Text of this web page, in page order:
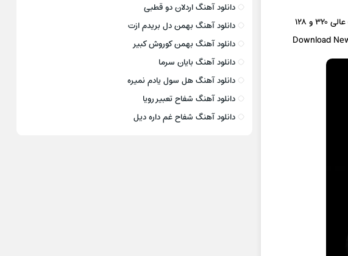
و ۱۲۸
Download
دانلود آهنگ اردلان دو قطبی
دانلود آهنگ بهمن دل بریدم ازت
دانلود آهنگ بهمن کوروش کبیر
دانلود آهنگ بایان سرما
دانلود آهنگ هل سول یادم نمیره
دانلود آهنگ شفاح تعبیر رویا
دانلود آهنگ شفاح غم داره دیل